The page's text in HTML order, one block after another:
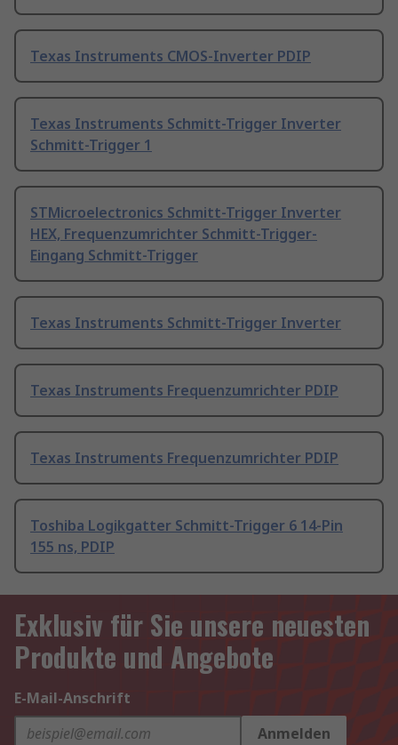
Texas Instruments CMOS-Inverter PDIP
Texas Instruments Schmitt-Trigger Inverter
Schmitt-Trigger 1
STMicroelectronics Schmitt-Trigger Inverter
HEX, Frequenzumrichter Schmitt-Trigger-
Eingang Schmitt-Trigger
Texas Instruments Schmitt-Trigger Inverter
Texas Instruments Frequenzumrichter PDIP
Texas Instruments Frequenzumrichter PDIP
Toshiba Logikgatter Schmitt-Trigger 6 14-Pin
155 ns, PDIP
Exklusiv für Sie unsere neuesten
Produkte und Angebote
E-Mail-Anschrift
Anmelden